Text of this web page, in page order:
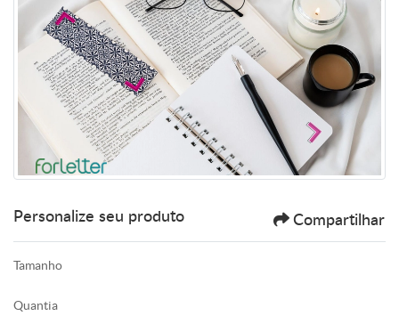
Personalize seu produto Compartilhar
Tamanho
Quantia